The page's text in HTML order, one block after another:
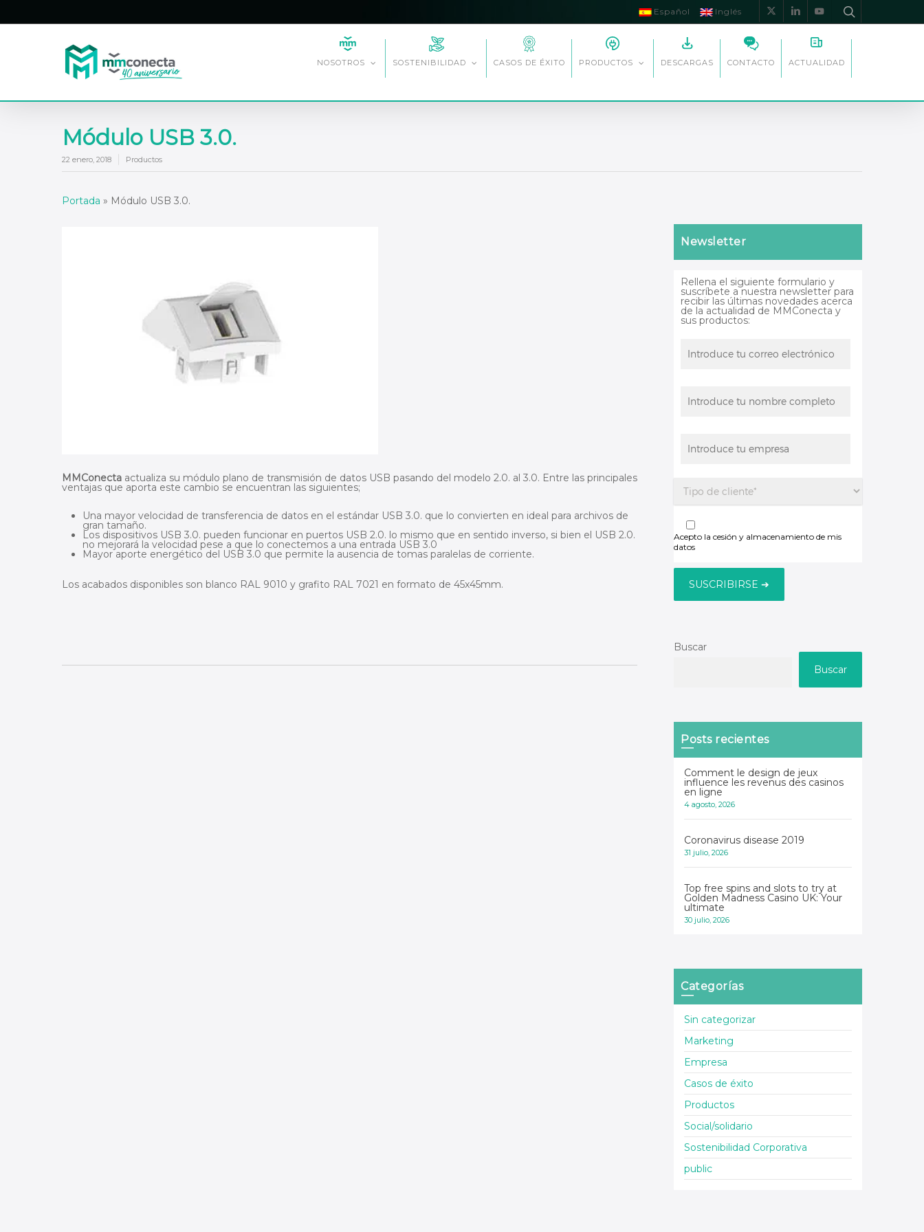
main
x-
linkedinyoutube
Español Inglés
NOSOTROS SOSTENIBILIDAD CASOS DE ÉXITO PRODUCTOS DESCARGAS CONTACTO ACTUALIDAD
Módulo USB 3.0.
22 enero, 2018 Productos
Portada » Módulo USB 3.0.
MMConecta actualiza su módulo plano de transmisión de datos USB pasando del modelo 2.0. al 3.0. Entre las principales
ventajas que aporta este cambio se encuentran las siguientes;
Una mayor velocidad de transferencia de datos en el estándar USB 3.0. que lo convierten en ideal para archivos de
gran tamaño.
Los dispositivos USB 3.0. pueden funcionar en puertos USB 2.0. lo mismo que en sentido inverso, si bien el USB 2.0.
no mejorará la velocidad pese a que lo conectemos a una entrada USB 3.0
Mayor aporte energético del USB 3.0 que permite la ausencia de tomas paralelas de corriente.
Los acabados disponibles son blanco RAL 9010 y grafito RAL 7021 en formato de 45x45mm.
Newsletter
Rellena el siguiente formulario y
suscríbete a nuestra newsletter para
recibir las últimas novedades acerca
de la actualidad de MMConecta y
sus productos:
Acepto la cesión y almacenamiento de mis
datos
Buscar
Buscar
Posts recientes
Comment le design de jeux
influence les revenus des casinos
en ligne
4 agosto, 2026
Coronavirus disease 2019
31 julio, 2026
Top free spins and slots to try at
Golden Madness Casino UK: Your
ultimate
30 julio, 2026
Categorías
Sin categorizar
Marketing
Empresa
Casos de éxito
Productos
Social/solidario
Sostenibilidad Corporativa
public